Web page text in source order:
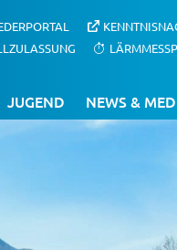
JUGEND NEWS &